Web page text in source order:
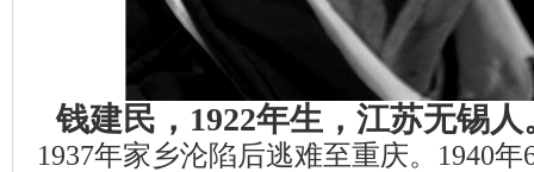
钱建民，1922年生，江苏无锡
1937年家乡沦陷后逃难至重庆。1940